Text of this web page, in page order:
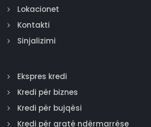
Lokacionet
Kontakti
Sinjalizimi
Ekspres kredi
Kredi për biznes
Kredi për bujqësi
Kredi për gratë ndërmarrëse